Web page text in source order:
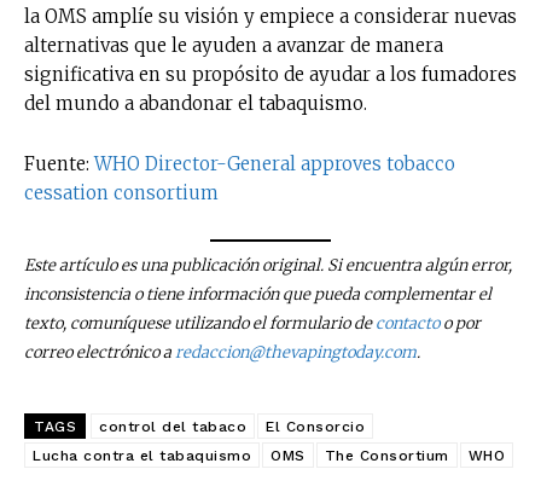
la OMS amplíe su visión y empiece a considerar nuevas
alternativas que le ayuden a avanzar de manera
significativa en su propósito de ayudar a los fumadores
del mundo a abandonar el tabaquismo.
Fuente:WHO Director-General approves tobacco
cessation consortium
Este artículo es una publicación original. Si encuentra algún error,
inconsistencia o tiene información que pueda complementar el
texto, comuníquese utilizando el formulario decontactoo por
correo electrónico aredaccion@thevapingtoday.com.
TAGS control del tabaco
El Consorcio
Lucha contra el tabaquismo
OMS The Consortium WHO